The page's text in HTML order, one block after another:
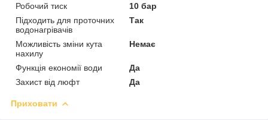
Робочий тиск
10 бар
Підходить для проточних
водонагрівачів
Так
Можливість зміни кута
нахилу
Немає
Функція економії води
Да
Захист від люфт
Да
Приховати